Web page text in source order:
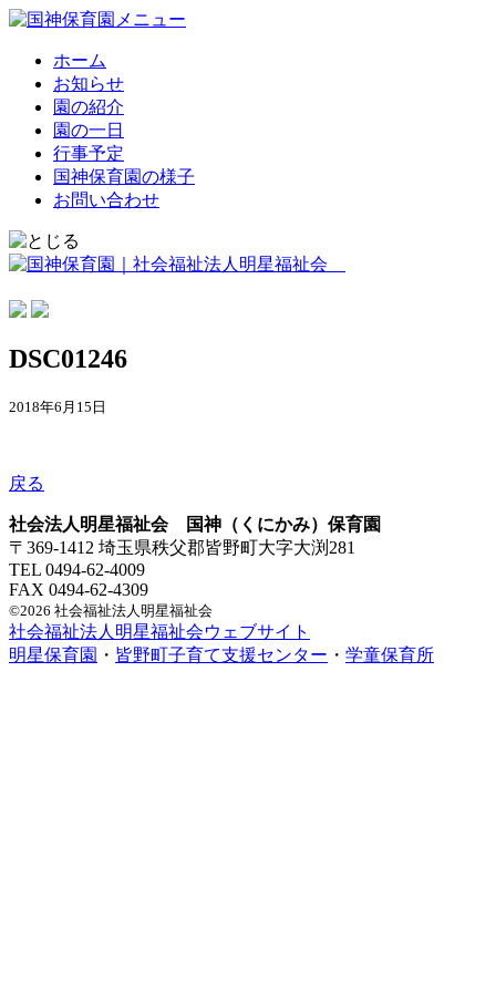
ホーム
お知らせ
園の紹介
園の一日
行事予定
国神保育園の様子
お問い合わせ
DSC01246
2018年6月15日
戻る
社会法人明星福祉会 国神（くにかみ）保育園
〒369-1412 埼玉県秩父郡皆野町大字大渕281
TEL 0494-62-4009
FAX 0494-62-4309
©2026 社会福祉法人明星福祉会
社会福祉法人明星福祉会ウェブサイト
明星保育園 ・ 皆野町子育て支援センター ・ 学童保育所